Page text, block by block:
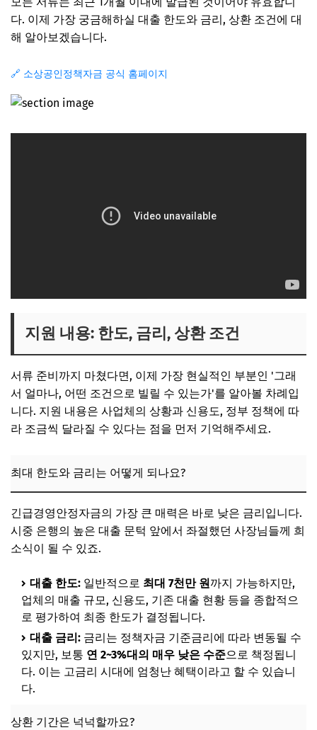
다. 이제 가장 궁금해하실 대출 한도와 금리, 상환 조건에 대
해 알아보겠습니다.
🔗 소상공인정책자금 공식 홈페이지
지원 내용: 한도, 금리, 상환 조건
서류 준비까지 마쳤다면, 이제 가장 현실적인 부분인 '그래
서 얼마나, 어떤 조건으로 빌릴 수 있는가'를 알아볼 차례입
니다. 지원 내용은 사업체의 상황과 신용도, 정부 정책에 따
라 조금씩 달라질 수 있다는 점을 먼저 기억해주세요.
최대 한도와 금리는 어떻게 되나요?
긴급경영안정자금의 가장 큰 매력은 바로 낮은 금리입니다.
시중 은행의 높은 대출 문턱 앞에서 좌절했던 사장님들께 희
소식이 될 수 있죠.
대출 한도: 일반적으로 최대 7천만 원까지 가능하지만,
업체의 매출 규모, 신용도, 기존 대출 현황 등을 종합적으
로 평가하여 최종 한도가 결정됩니다.
대출 금리: 금리는 정책자금 기준금리에 따라 변동될 수
있지만, 보통 연 2~3%대의 매우 낮은 수준으로 책정됩니
다. 이는 고금리 시대에 엄청난 혜택이라고 할 수 있습니
다.
상환 기간은 넉넉할까요?